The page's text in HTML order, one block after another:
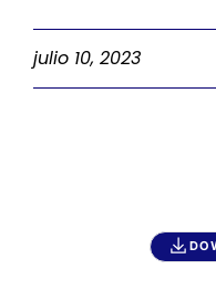
julio 10, 2023